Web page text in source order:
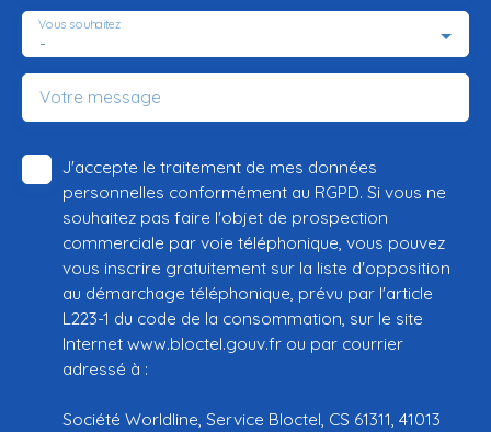
-
Vous souhaitez
Votre message
J'accepte le traitement de mes données
personnelles conformément au RGPD. Si vous ne
souhaitez pas faire l'objet de prospection
commerciale par voie téléphonique, vous pouvez
vous inscrire gratuitement sur la liste d'opposition
au démarchage téléphonique, prévu par l'article
L223-1 du code de la consommation, sur le site
Internet www.bloctel.gouv.fr ou par courrier
adressé à :
Société Worldline, Service Bloctel, CS 61311, 41013